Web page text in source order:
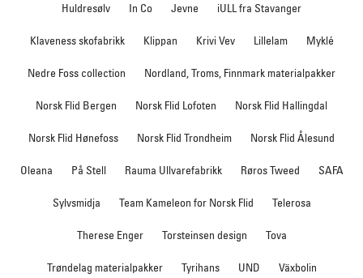
Huldresølv In Co Jevne iULL fra Stavanger
Klaveness skofabrikk Klippan Krivi Vev Lillelam Myklé
Nedre Foss collection Nordland, Troms, Finnmark materialpakker
Norsk Flid Bergen Norsk Flid Lofoten Norsk Flid Hallingdal
Norsk Flid Hønefoss Norsk Flid Trondheim Norsk Flid Ålesund
Oleana På Stell Rauma Ullvarefabrikk Røros Tweed SAFA
Sylvsmidja Team Kameleon for Norsk Flid Telerosa
Therese Enger Torsteinsen design Tova
Trøndelag materialpakker Tyrihans UND Växbolin